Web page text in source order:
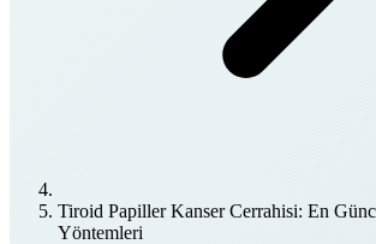
Tiroid Papiller Kanser Cerrahisi: En
Yöntemleri